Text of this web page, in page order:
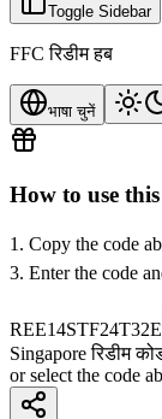
Toggle Sidebar
FFC रिडीम हब
भाषा चुनें
How to use
1. Copy the code
3. Enter the code
REE14STF24T32E
Singapore रिडीम
or select the code